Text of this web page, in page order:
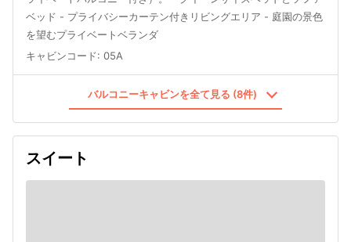
ベッド - プライバシーカーテン付きリビングエリア - 庭園の景色
を望むプライベートベランダ
キャビンコード: 05A
バルコニーキャビンを全て見る (8件)
スイート